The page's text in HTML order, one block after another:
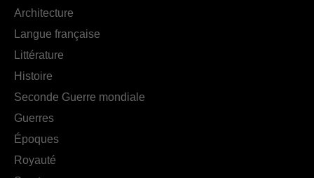
Architecture
Langue française
Littérature
Histoire
Seconde Guerre mondiale
Guerres
Époques
Royauté